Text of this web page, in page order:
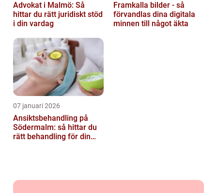
Advokat i Malmö: Så
hittar du rätt juridiskt stöd
i din vardag
Framkalla bilder - så
förvandlas dina digitala
minnen till något äkta
07 januari 2026
Ansiktsbehandling på
Södermalm: så hittar du
rätt behandling för din